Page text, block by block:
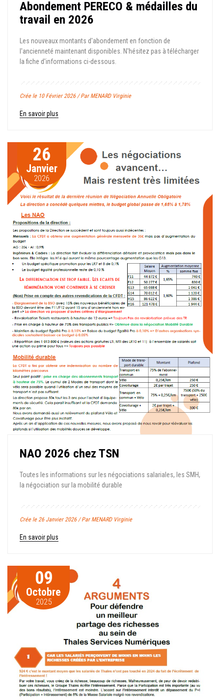
Abondement PERECO & médailles du
travail en 2026
Les nouveaux montants d'abondement en fonction de
l'ancienneté maintenant disponibles. N'hésitez pas à télécharger
la fiche d'informations ci-dessous.
Crée le 10 Février 2026 / Par MENARD Virginie
En savoir plus
26
Janvier
2026
NAO 2026 chez TSN
Toutes les informations sur les négociations salariales, les SMH,
la négociation sur la mobilité durable
Crée le 26 Janvier 2026 / Par MENARD Virginie
En savoir plus
09
Octobre
2025